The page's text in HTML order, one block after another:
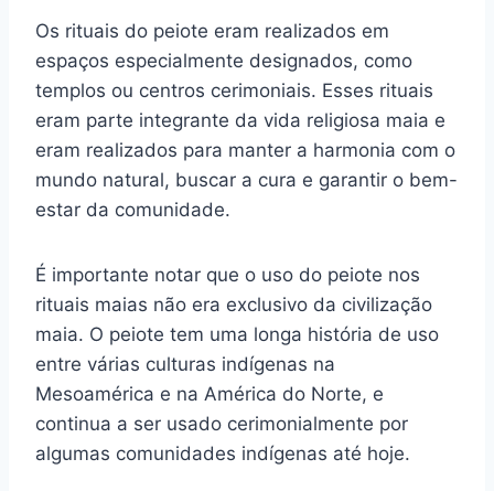
Os rituais do peiote eram realizados em
espaços especialmente designados, como
templos ou centros cerimoniais. Esses rituais
eram parte integrante da vida religiosa maia e
eram realizados para manter a harmonia com o
mundo natural, buscar a cura e garantir o bem-
estar da comunidade.
É importante notar que o uso do peiote nos
rituais maias não era exclusivo da civilização
maia. O peiote tem uma longa história de uso
entre várias culturas indígenas na
Mesoamérica e na América do Norte, e
continua a ser usado cerimonialmente por
algumas comunidades indígenas até hoje.